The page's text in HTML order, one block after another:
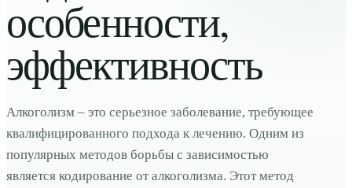
особенности,
эффективность
Алкоголизм – это серьезное заболевание, требующее
квалифицированного подхода к лечению. Одним из
популярных методов борьбы с зависимостью
является кодирование от алкоголизма. Этот метод